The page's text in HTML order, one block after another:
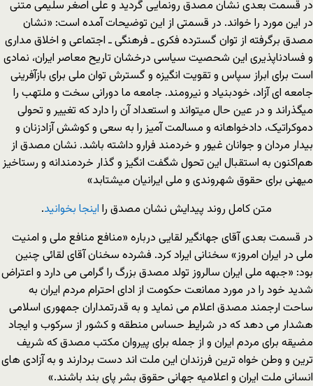
در قسمت بعدی نشان مصدق رونمایی گردید و علی اصغر سلیمی متنی
در این مورد را خواند. در قسمتی از این توضیحات آمده است: «نشان
مصدق برگرفته از توان گسترده فکری ـ فرهنگی ـ اجتماعی و اخلاق مداری
و فسادناپذیری این شحصیت سیاسی درخشان تاریح معاصر ایران، نمادی
است برای ابراز سپاس و تقویت انگیزه و گسترش توان ملی برای بازآفرینی
جامعه ای آزاد، خودبنیاد و نیرومند. جامعه ما دورانی سخت و ملتهب را
میگذراند و در عین حال میتواند و استعداد آن را دارد که تغییر و تحولی
دموکراتیک، دادخواهانه و مسالمت آمیز را به سعی و کوشش آزادزنان و
بیدار مردان و جوانان غیور و خردمند فرارو داشته باشد. نشان مصدق از
هم‌اکنون به استقبال این تحول شگفت انگیز و گذار خردمندانه و رستاخیز
میهنی برای حقوق شهروندی و ملی ایرانیان میشتابد»
متن کامل روند پیدایش نشان مصدق را اینجا بخوانید.
در قسمت بعدی آقای جهانگیر لقایی درباره «منافع منافع ملی و امنیت
ملی در ایران امروز» سخنانی ایراد کرد. فشرده سخنان آقای لقائی چنین
بود: «جبهه ملی ایران سالروز تولد مصدق بزرگ را گرامی می دارد و اعتراض
شدید خود را در مورد ممانعت حکومت از ادای احترام مردم ایران به
ساحت ارجمند مصدق اعلام می نماید و به قدرتمداران جمهوری اسلامی
هشدار می دهد که در شرایط حساس منطقه و کشور از سرکوب و ایجاد
مضیقه برای مردم ایران و از جمله برای پیروان مکتب مصدق که شریف
ترین و وطن خواه ترین فرزندان این ملت اند دست بردارند و به آزادی های
انسانی ملت ایران و اعلامیه جهانی حقوق بشر پای بند باشند.»